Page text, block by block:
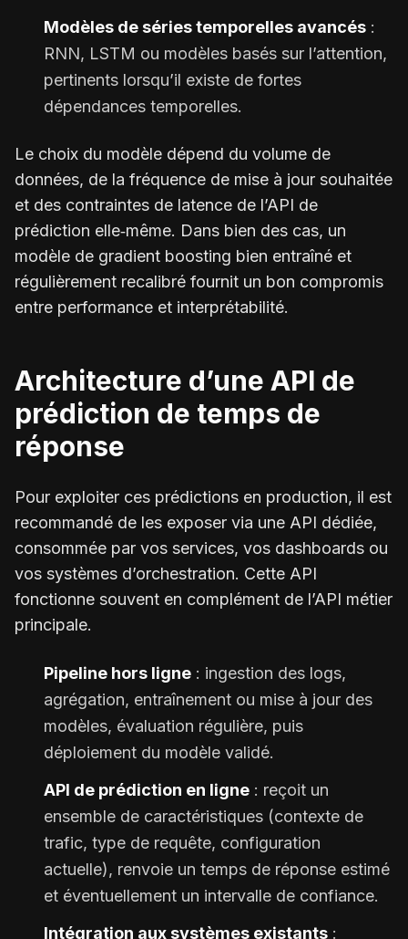
Modèles de séries temporelles avancés :
RNN, LSTM ou modèles basés sur l’attention,
pertinents lorsqu’il existe de fortes
dépendances temporelles.
Le choix du modèle dépend du volume de
données, de la fréquence de mise à jour souhaitée
et des contraintes de latence de l’API de
prédiction elle‑même. Dans bien des cas, un
modèle de gradient boosting bien entraîné et
régulièrement recalibré fournit un bon compromis
entre performance et interprétabilité.
Architecture d’une API de
prédiction de temps de
réponse
Pour exploiter ces prédictions en production, il est
recommandé de les exposer via une API dédiée,
consommée par vos services, vos dashboards ou
vos systèmes d’orchestration. Cette API
fonctionne souvent en complément de l’API métier
principale.
Pipeline hors ligne : ingestion des logs,
agrégation, entraînement ou mise à jour des
modèles, évaluation régulière, puis
déploiement du modèle validé.
API de prédiction en ligne : reçoit un
ensemble de caractéristiques (contexte de
trafic, type de requête, configuration
actuelle), renvoie un temps de réponse estimé
et éventuellement un intervalle de confiance.
Intégration aux systèmes existants :